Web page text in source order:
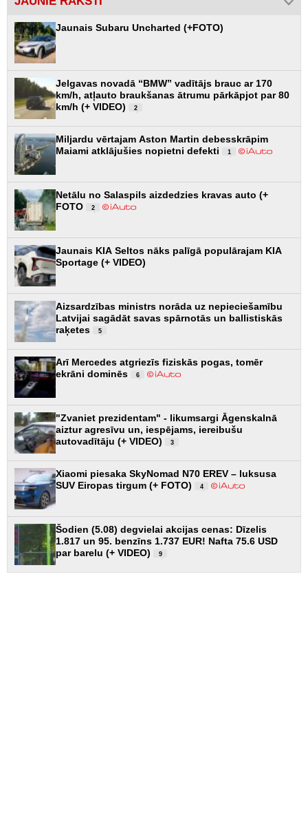
Jaunais Subaru Uncharted (+FOTO)
Jelgavas novadā “BMW” vadītājs brauc ar 170
km/h, atļauto braukšanas ātrumu pārkāpjot par 80
km/h (+ VIDEO)
2
Miljardu vērtajam Aston Martin debesskrāpim
Maiami atklājušies nopietni defekti
1
Netālu no Salaspils aizdedzies kravas auto (+
FOTO
2
Jaunais KIA Seltos nāks palīgā populārajam KIA
Sportage (+ VIDEO)
Aizsardzības ministrs norāda uz nepieciešamību
Latvijai sagādāt savas spārnotās un ballistiskās
raķetes
5
Arī Mercedes atgriezīs fiziskās pogas, tomēr
ekrāni dominēs
6
"Zvaniet prezidentam" - likumsargi Āgenskalnā
aiztur agresīvu un, iespējams, iereibušu
autovadītāju (+ VIDEO)
3
Xiaomi piesaka SkyNomad N70 EREV – luksusa
SUV Eiropas tirgum (+ FOTO)
4
Šodien (5.08) degvielai akcijas cenas: Dīzelis
1.817 un 95. benzīns 1.737 EUR! Nafta 75.6 USD
par barelu (+ VIDEO)
9